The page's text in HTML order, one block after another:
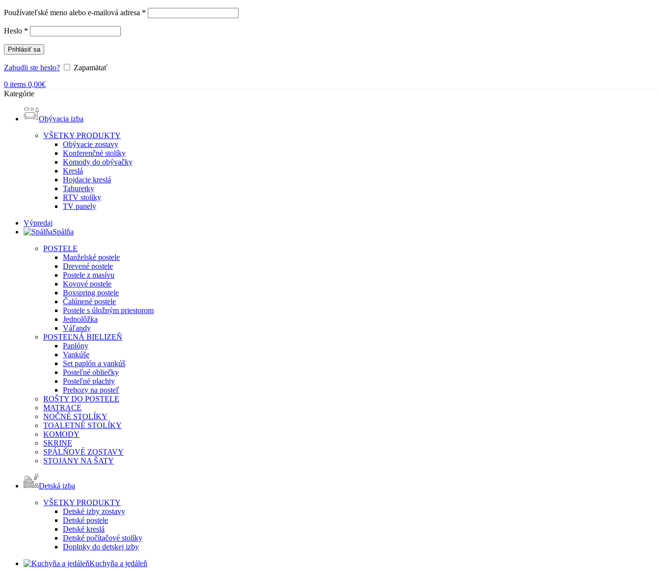
Používateľské meno alebo e-mailová adresa *
Heslo *
Prihlásiť sa
Zabudli ste heslo?
Zapamätať
0 items 0,00€
Kategórie
Obývacia izba
VŠETKY PRODUKTY
Obývacie zostavy
Konferenčné stolíky
Komody do obývačky
Kreslá
Hojdacie kreslá
Taburetky
RTV stolíky
TV panely
Výpredaj
Spálňa
POSTELE
Manželské postele
Drevené postele
Postele z masívu
Kovové postele
Boxspring postele
Čalúnené postele
Postele s úložným priestorom
Jednolôžka
Váľandy
POSTEĽNÁ BIELIZEŇ
Paplóny
Vankúše
Set paplón a vankúš
Posteľné obliečky
Posteľné plachty
Prehozy na posteľ
ROŠTY DO POSTELE
MATRACE
NOČNÉ STOLÍKY
TOALETNÉ STOLÍKY
KOMODY
SKRINE
SPÁLŇOVÉ ZOSTAVY
STOJANY NA ŠATY
Detská izba
VŠETKY PRODUKTY
Detské izby zostavy
Detské postele
Detské kreslá
Detské počítačové stolíky
Doplnky do detskej izby
Kuchyňa a jedáleň